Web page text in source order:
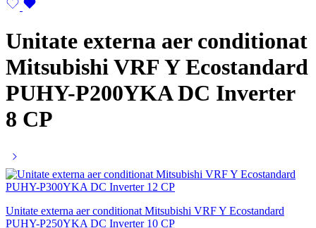
Unitate externa aer conditionat
Mitsubishi VRF Y Ecostandard
PUHY-P200YKA DC Inverter
8 CP
Unitate externa aer conditionat Mitsubishi VRF Y Ecostandard
PUHY-P250YKA DC Inverter 10 CP